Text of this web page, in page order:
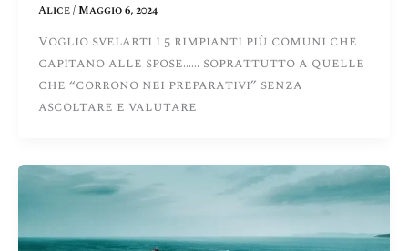
Alice/Maggio 6, 2024
Voglio svelarti i 5 rimpianti più comuni che
capitano alle spose…… soprattutto a quelle
che “corrono nei preparativi” senza
ascoltare e valutare